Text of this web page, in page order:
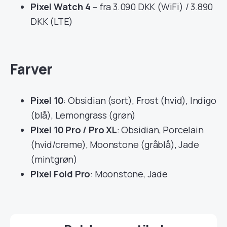
Pixel Watch 4 – fra 3.090 DKK (WiFi) / 3.890
DKK (LTE)
Farver
Pixel 10: Obsidian (sort), Frost (hvid), Indigo
(blå), Lemongrass (grøn)
Pixel 10 Pro / Pro XL: Obsidian, Porcelain
(hvid/creme), Moonstone (gråblå), Jade
(mintgrøn)
Pixel Fold Pro: Moonstone, Jade